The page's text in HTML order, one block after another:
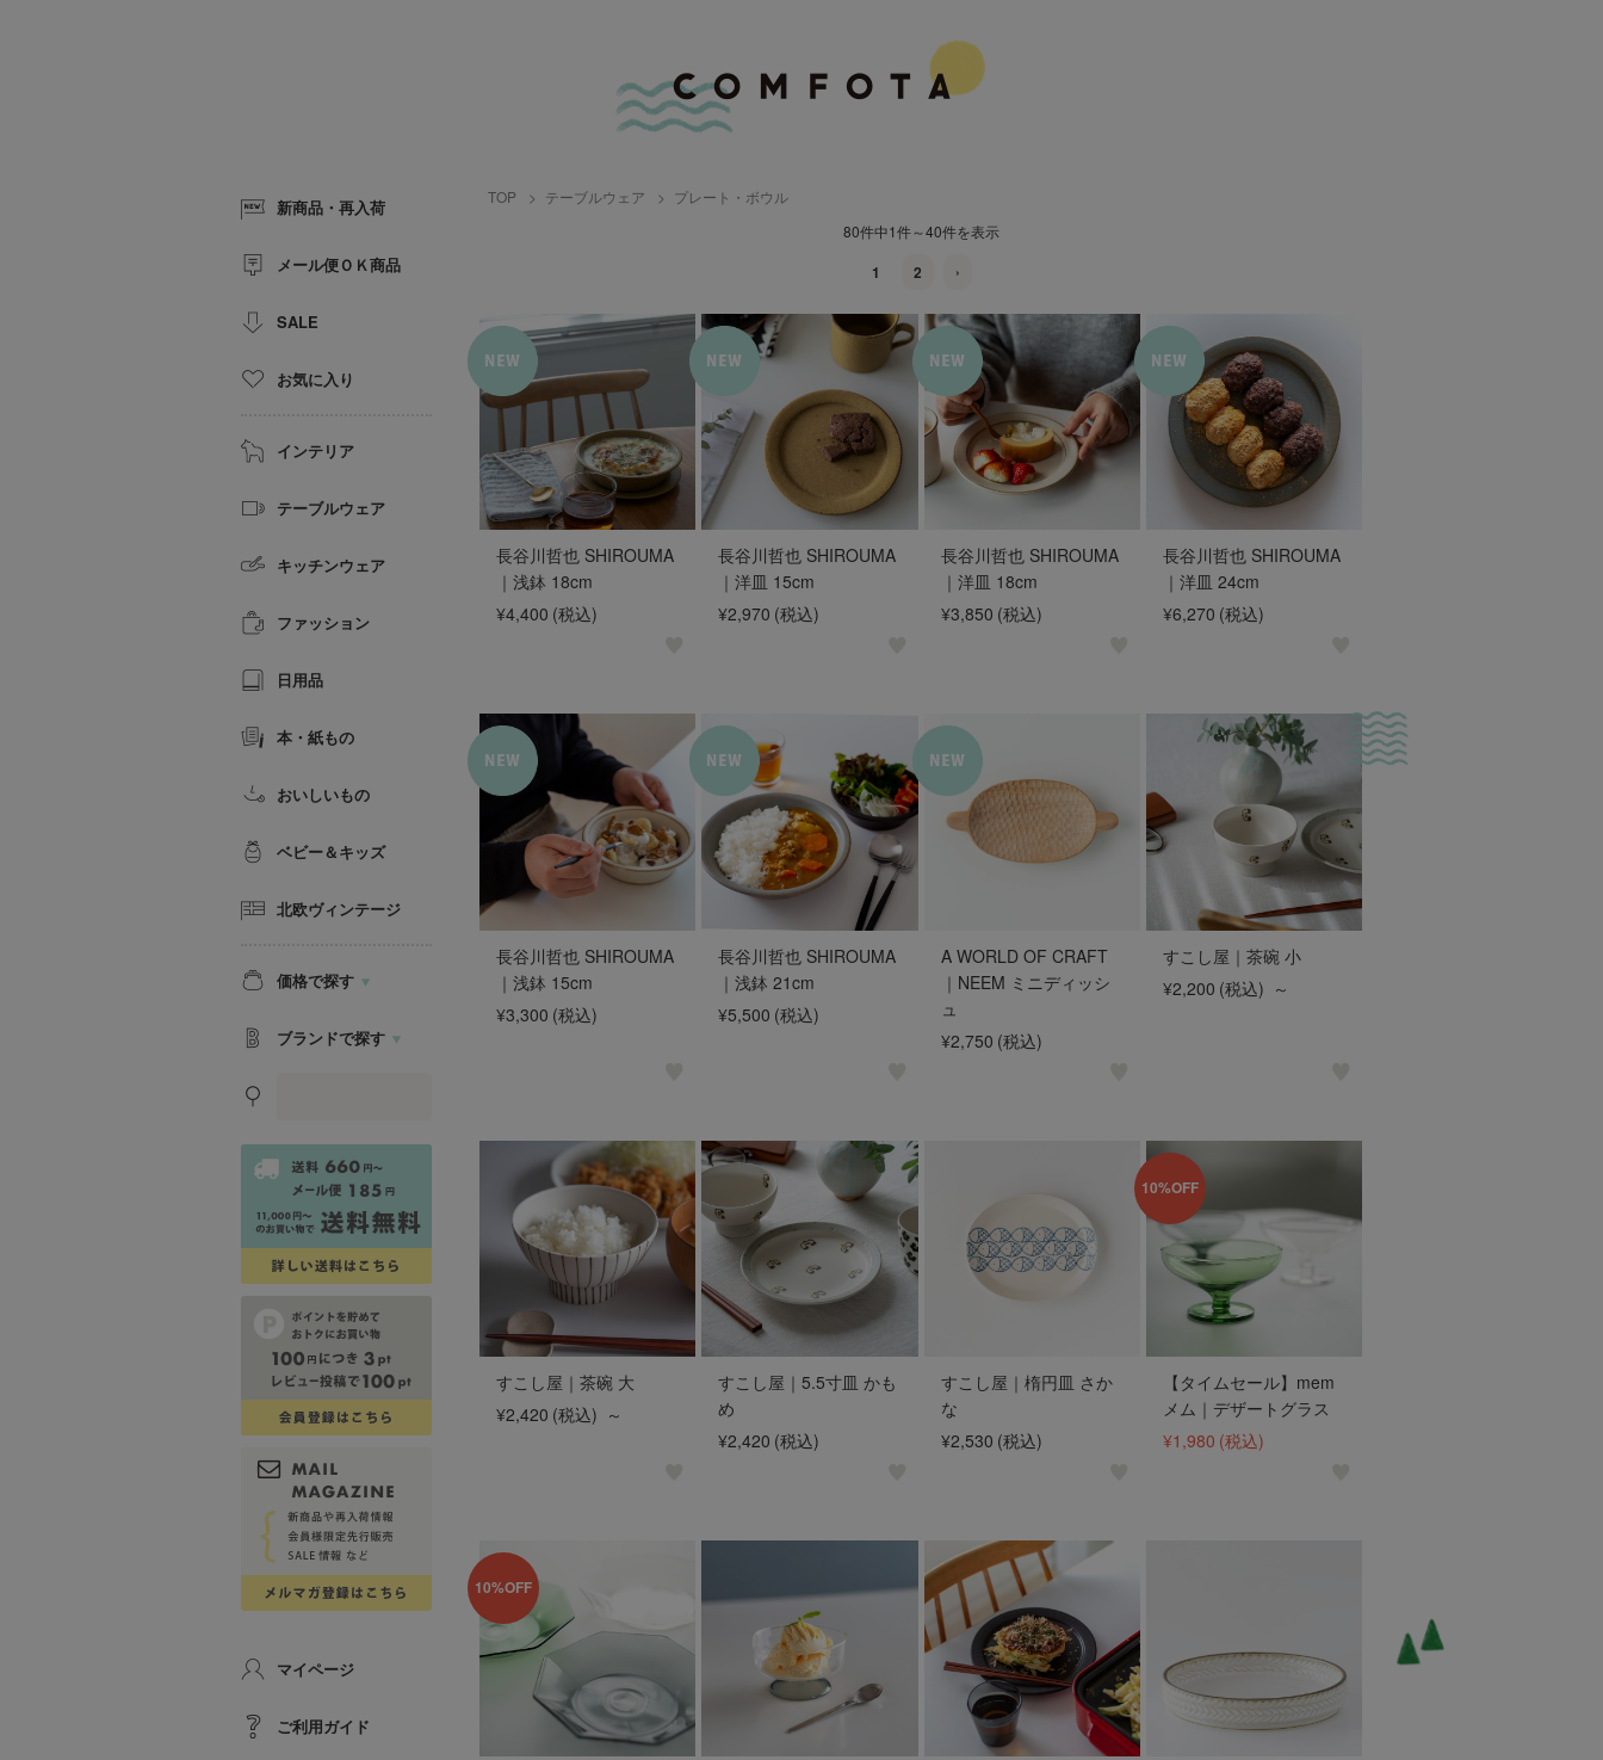
TOP テーブルウェア
プレート・ボウル
80件中1件～40件を表示
1 2
長谷川哲也 SHIROUMA
｜浅鉢 18cm
¥4,400 (税込)
長谷川哲也 SHIROUMA
｜洋皿 15cm
¥2,970 (税込)
長谷川哲也 SHIROUMA
｜洋皿 18cm
¥3,850 (税込)
長谷川哲也 SHIROUMA
｜洋皿 24cm
¥6,270 (税込)
長谷川哲也 SHIROUMA
｜浅鉢 15cm
¥3,300 (税込)
長谷川哲也 SHIROUMA
｜浅鉢 21cm
¥5,500 (税込)
A WORLD OF CRAFT
｜NEEM ミニディッシ
ュ
¥2,750 (税込)
すこし屋｜茶碗 小
¥2,200 (税込) ～
すこし屋｜茶碗 大
¥2,420 (税込) ～
すこし屋｜5.5寸皿 かも
め
¥2,420 (税込)
すこし屋｜楕円皿 さか
な
¥2,530 (税込)
【タイムセール】mem
メム｜デザートグラス
¥1,980 (税込)
10%OFF
10%OFF
新商品・再入荷
メール便ＯＫ商品
SALE
お気に入り
インテリア
テーブルウェア
キッチンウェア
ファッション
日用品
本・紙もの
おいしいもの
ベビー＆キッズ
北欧ヴィンテージ
価格で探す
ブランドで探す
マイページ
ご利用ガイド